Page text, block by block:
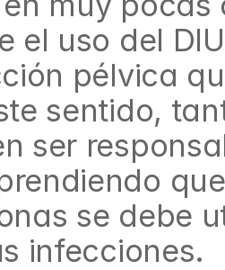
el uso del
pélvica
sentido,
ser
se debe
infecciones.